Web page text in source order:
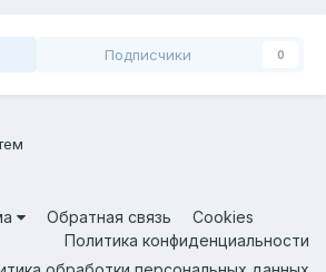
Подписчики 0
Обратная связь
Cookies
Политика конфиденциальности